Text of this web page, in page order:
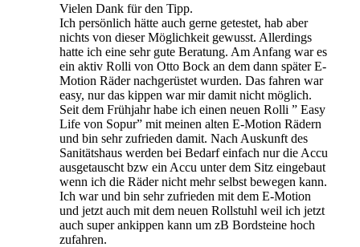
Vielen Dank für den Tipp.
Ich persönlich hätte auch gerne getestet, hab aber
nichts von dieser Möglichkeit gewusst. Allerdings
hatte ich eine sehr gute Beratung. Am Anfang war es
ein aktiv Rolli von Otto Bock an dem dann später E-
Motion Räder nachgerüstet wurden. Das fahren war
easy, nur das kippen war mir damit nicht möglich.
Seit dem Frühjahr habe ich einen neuen Rolli ” Easy
Life von Sopur” mit meinen alten E-Motion Rädern
und bin sehr zufrieden damit. Nach Auskunft des
Sanitätshaus werden bei Bedarf einfach nur die Accu
ausgetauscht bzw ein Accu unter dem Sitz eingebaut
wenn ich die Räder nicht mehr selbst bewegen kann.
Ich war und bin sehr zufrieden mit dem E-Motion
und jetzt auch mit dem neuen Rollstuhl weil ich jetzt
auch super ankippen kann um zB Bordsteine hoch
zufahren.